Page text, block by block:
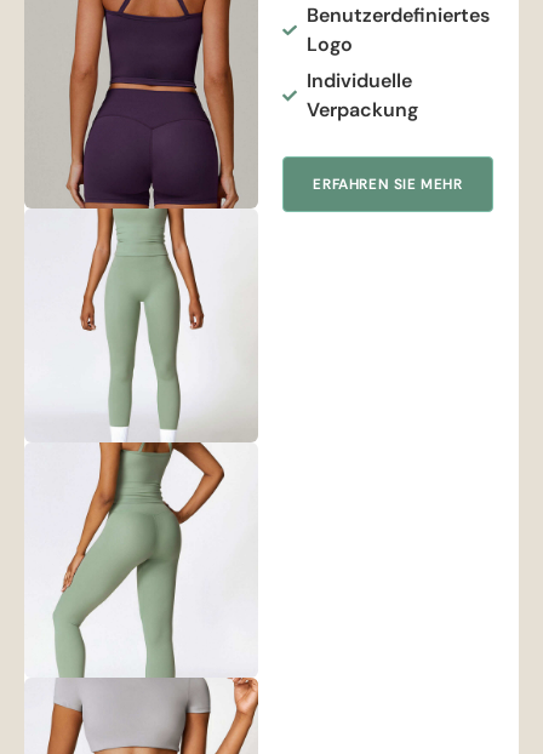
Benutzerdefiniertes
Logo
Individuelle
Verpackung
ERFAHREN SIE MEHR